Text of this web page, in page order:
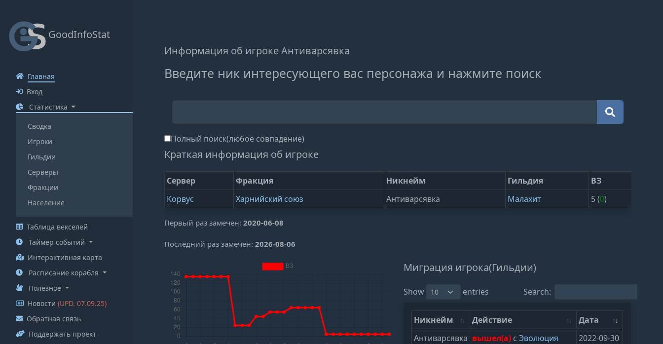
GoodInfoStat
Главная
Вход
Статистика
Сводка
Игроки
Гильдии
Серверы
Фракции
Население
Таблица векселей
Таймер событий
Интерактивная карта
Расписание корабля
Полезное
Новости (UPD. 07.09.25)
Обратная связь
Поддержать проект
Информация об игроке Антиварсявка
Введите ник интересующего вас персонажа и нажмите поиск
Полный поиск(любое совпадение)
Краткая информация об игроке
Сервер Фракция Никнейм Гильдия
ВЗ
Корвус
Харнийский союз Антиварсявка Малахит 5 (0)
Первый раз замечен: 2020-06-08
Последний раз замечен: 2026-08-06
Миграция игрока(Гильдии)
Show entries Search:
Никнейм Действие
Дата
Антиварсявка вышел(а) сЭволюция
2022-09-30